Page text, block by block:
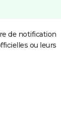
de notification
ou leurs